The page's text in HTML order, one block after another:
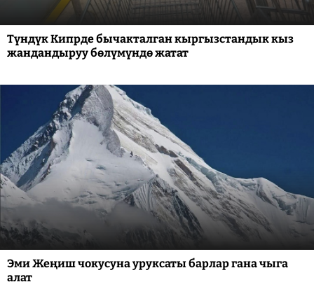
Түндүк Кипрде бычакталган кыргызстандык кыз
жандандыруу бөлүмүндө жатат
Эми Жеңиш чокусуна уруксаты барлар гана чыга
алат